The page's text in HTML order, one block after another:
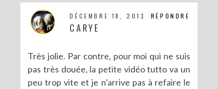
RÉPONDRE
DÉCEMBRE 18, 2013
CARYE
Très jolie. Par contre, pour moi qui ne suis
pas très douée, la petite vidéo tutto va un
peu trop vite et je n’arrive pas à refaire le